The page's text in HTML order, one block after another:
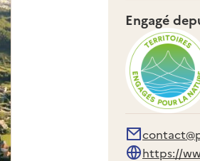
Engagé
https://